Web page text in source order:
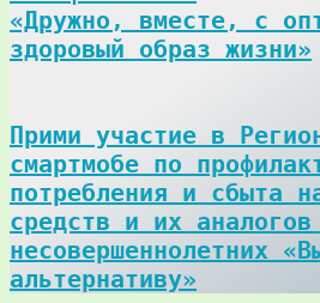
«Дружно, вместе, с
здоровый образ жизни»
Прими участие в
смартмобе по
потребления и сбыта
средств и их аналогов
несовершеннолетних
альтернативу»